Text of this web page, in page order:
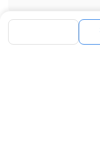
[하늘컴] DC to DC M/F 전원 연장
크/1.5m]
1,700원